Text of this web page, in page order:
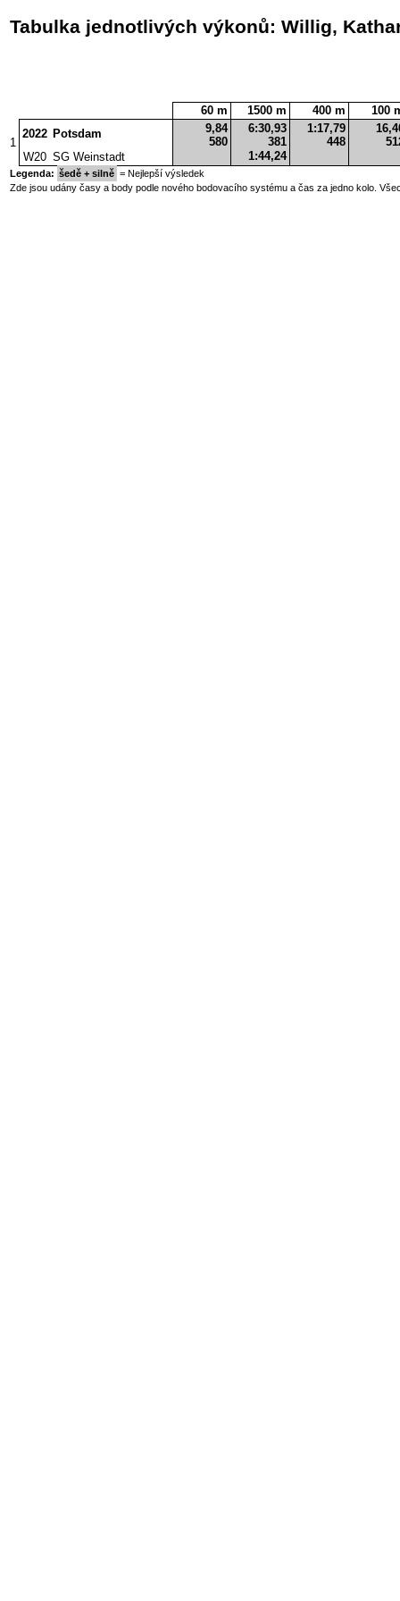
Tabulka jednotlivých výkonů: Willig,
60 m 1500 m 400 m 100
1
2022 Potsdam 9,84 6:30,93 1:17,79
580
381 448
W20 SG Weinstadt 1:44,24
Legenda: šedě + silně = Nejlepší výsledek
Zde jsou udány časy a body podle nového bodovacího systému a čas za jedno kolo.